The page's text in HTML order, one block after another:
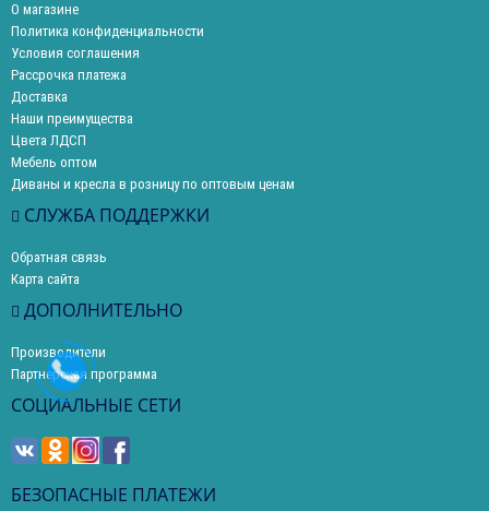
О магазине
Политика конфиденциальности
Условия соглашения
Рассрочка платежа
Доставка
Наши преимущества
Цвета ЛДСП
Мебель оптом
Диваны и кресла в розницу по оптовым ценам
СЛУЖБА ПОДДЕРЖКИ
Обратная связь
Карта сайта
ДОПОЛНИТЕЛЬНО
Производители
Партнерская программа
СОЦИАЛЬНЫЕ СЕТИ
БЕЗОПАСНЫЕ ПЛАТЕЖИ